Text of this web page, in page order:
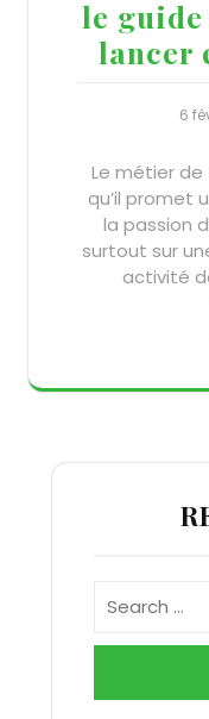
le
lancer
6
Le métier
qu’il promet
la passion
surtout sur
activité